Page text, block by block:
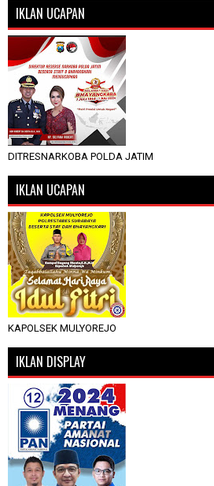
IKLAN UCAPAN
DITRESNARKOBA POLDA JATIM
IKLAN UCAPAN
KAPOLSEK MULYOREJO
IKLAN DISPLAY